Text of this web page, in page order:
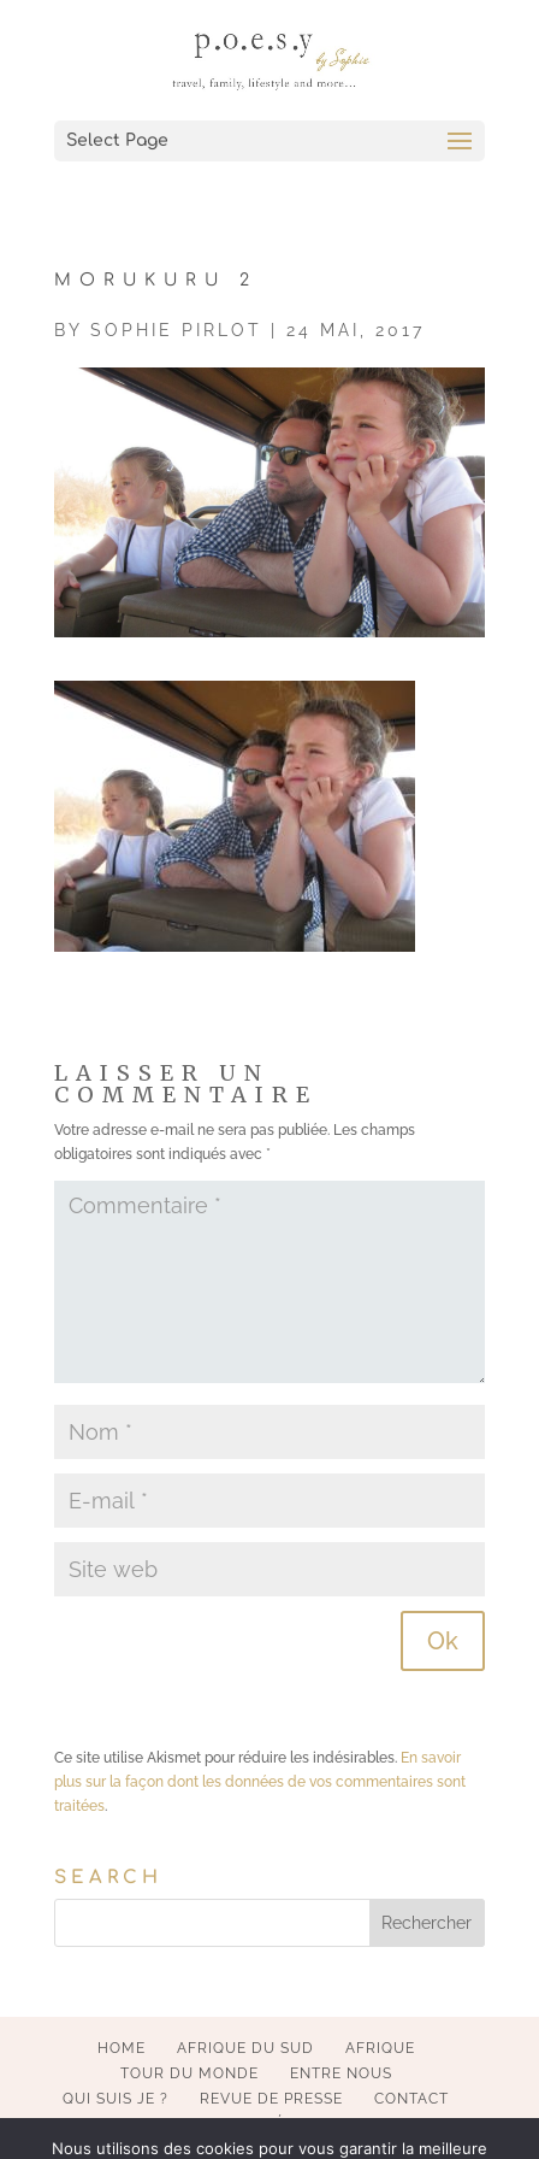
Select Page
MORUKURU 2
BY SOPHIE PIRLOT 24 MAI, 2017
LAISSER UN
COMMENTAIRE
Votre adresse e-mail ne sera pas publiée. Les champs
obligatoires sont indiqués avec *
Ce site utilise Akismet pour réduire les indésirables. En savoir
plus sur la façon dont les données de vos commentaires sont
traitées.
SEARCH
HOME AFRIQUE DU SUD
AFRIQUE
TOUR DU MONDE
ENTRE NOUS
QUI SUIS JE ?
REVUE DE PRESSE
CONTACT
Nous utilisons des cookies pour vous garantir la meilleure